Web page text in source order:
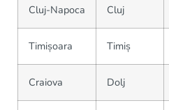
Cluj-Napoca Cluj
Timișoara Timiș
Craiova Dolj